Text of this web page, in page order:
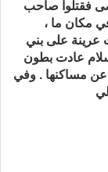
فقتلوا صاحب
مكان ما ،
على بني
عادت بطون
مساكنها . وفي